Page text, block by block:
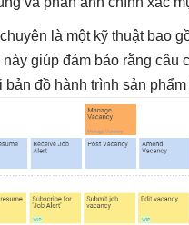
là một kỹ thuật bao
giúp đảm bảo rằng câu
đồ hành trình sản phẩm